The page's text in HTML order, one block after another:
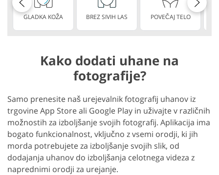
GLADKA KOŽA BREZ SIVIH LAS POVEČAJ TELO
Kako dodati uhane na
fotografije?
Samo prenesite naš urejevalnik fotografij uhanov iz
trgovine App Store ali Google Play in uživajte v različnih
možnostih za izboljšanje svojih fotografij. Aplikacija ima
bogato funkcionalnost, vključno z vsemi orodji, ki jih
morda potrebujete za izboljšanje svojih slik, od
dodajanja uhanov do izboljšanja celotnega videza z
naprednimi orodji za urejanje.